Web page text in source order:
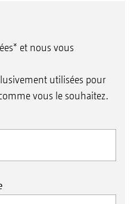
et nous vous
utilisées pour
vous le souhaitez.